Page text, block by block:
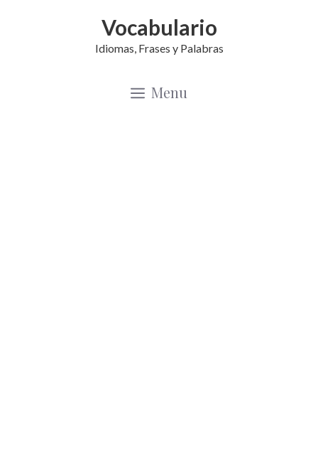
Vocabulario
Idiomas, Frases y Palabras
Menu